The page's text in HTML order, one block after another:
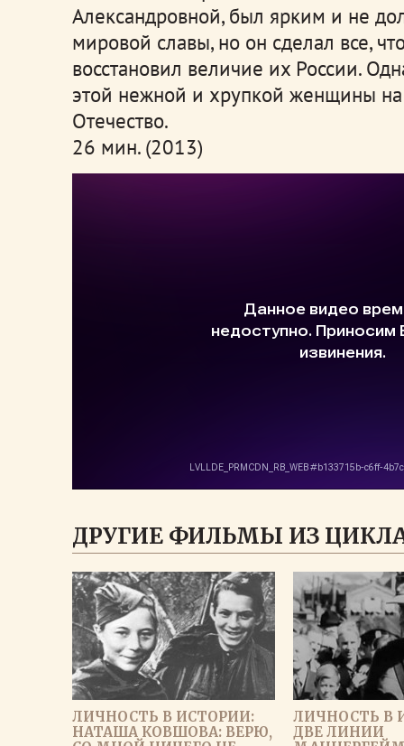
Александровной, был ярким и не
мировой славы, но он сделал все,
восстановил величие их России.
этой нежной и хрупкой женщины
Отечество.
26 мин. (2013)
ДРУГИЕ ФИЛЬМЫ ИЗ
ЛИЧНОСТЬ В ИСТОРИИ:
НАТАША КОВШОВА: ВЕРЮ,
ЛИЧНОСТЬ В
ДВЕ ЛИНИИ